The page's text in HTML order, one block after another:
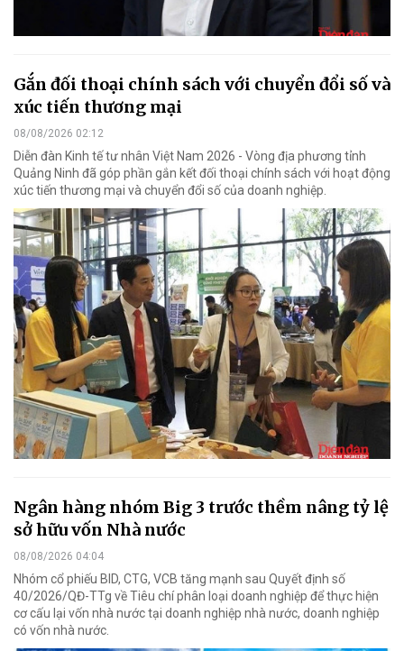
Gắn đối thoại chính sách với chuyển đổi số và
xúc tiến thương mại
08/08/2026 02:12
Diễn đàn Kinh tế tư nhân Việt Nam 2026 - Vòng địa phương tỉnh
Quảng Ninh đã góp phần gắn kết đối thoại chính sách với hoạt động
xúc tiến thương mại và chuyển đổi số của doanh nghiệp.
Ngân hàng nhóm Big 3 trước thềm nâng tỷ lệ
sở hữu vốn Nhà nước
08/08/2026 04:04
Nhóm cổ phiếu BID, CTG, VCB tăng mạnh sau Quyết định số
40/2026/QĐ-TTg về Tiêu chí phân loại doanh nghiệp để thực hiện
cơ cấu lại vốn nhà nước tại doanh nghiệp nhà nước, doanh nghiệp
có vốn nhà nước.